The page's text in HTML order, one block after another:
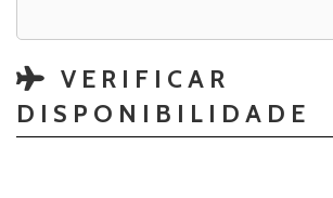
VERIFICAR
DISPONIBILIDADE